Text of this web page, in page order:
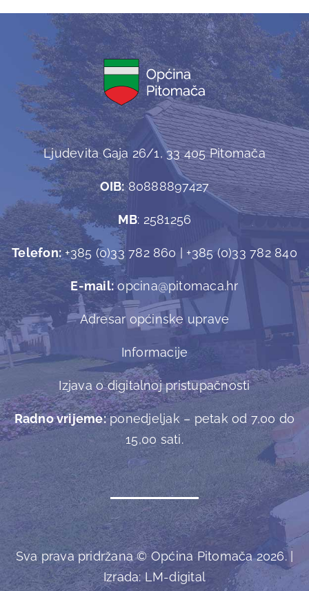
Ljudevita Gaja 26/1, 33 405 Pitomača
OIB:80888897427
MB: 2581256
Telefon:+385 (0)33 782 860 | +385 (0)33 782 840
E-mail:opcina@pitomaca.hr
Adresar općinske uprave
Informacije
Izjava o digitalnoj pristupačnosti
Radno vrijeme:ponedjeljak – petak od 7,00 do
15,00 sati.
Sva prava pridržana © Općina Pitomača 2026. |
Izrada:LM-digital